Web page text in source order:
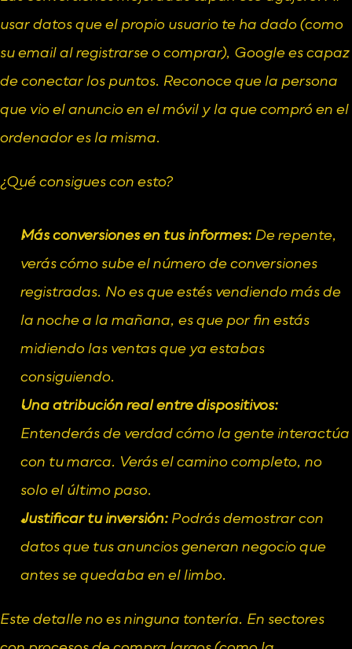
usar datos que el propio usuario te ha dado (como
su email al registrarse o comprar), Google es capaz
de conectar los puntos. Reconoce que la persona
que vio el anuncio en el móvil y la que compró en el
ordenador es la misma.
¿Qué consigues con esto?
Más conversiones en tus informes: De repente,
verás cómo sube el número de conversiones
registradas. No es que estés vendiendo más de
la noche a la mañana, es que por fin estás
midiendo las ventas que ya estabas
consiguiendo.
Una atribución real entre dispositivos:
Entenderás de verdad cómo la gente interactúa
con tu marca. Verás el camino completo, no
solo el último paso.
Justificar tu inversión: Podrás demostrar con
datos que tus anuncios generan negocio que
antes se quedaba en el limbo.
Este detalle no es ninguna tontería. En sectores